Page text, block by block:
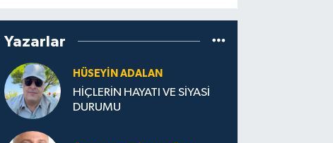
Yazarlar
HÜSEYIN ADALAN
HİÇLERİN HAYATI VE SİYASİ
DURUMU